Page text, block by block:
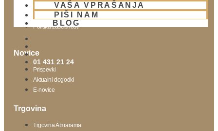
VAŠA VPRAŠANJA
PIŠI NAM
BLOG
01 431 21 24
Nedeljsko srečanje
Parkiranje
Politika zasebnosti
Novice
Prispevki
Aktualni dogodki
E-novice
Trgovina
Trgovina Atmarama